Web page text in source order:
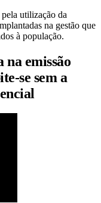
utilização da
na gestão que
à população.
na emissão
se sem a